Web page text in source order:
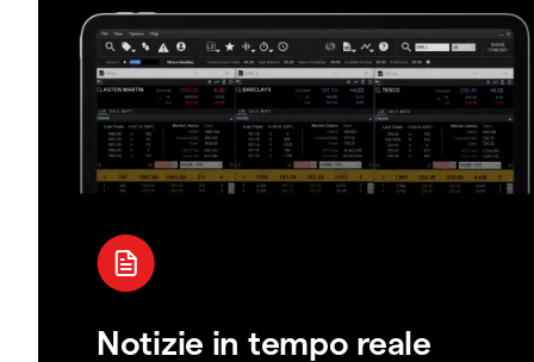
Notizie in tempo reale